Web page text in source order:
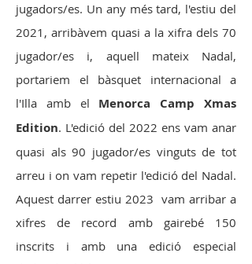
jugadors/es. Un any més tard, l'estiu del
2021, arribàvem quasi a la xifra dels 70
jugador/es i, aquell mateix Nadal,
portariem el bàsquet internacional a
l'Illa amb el Menorca Camp Xmas
Edition. L'edició del 2022 ens vam anar
quasi als 90 jugador/es vinguts de tot
arreu i on vam repetir l'edició del Nadal.
Aquest darrer estiu 2023 vam arribar a
xifres de record amb gairebé 150
inscrits i amb una edició especial